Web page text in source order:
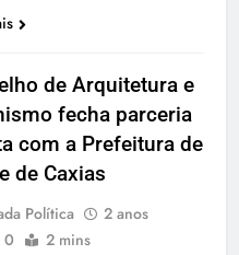
de Arquitetura e
fecha parceria
com a Prefeitura de
de Caxias
Política
2 anos
0 2 mins